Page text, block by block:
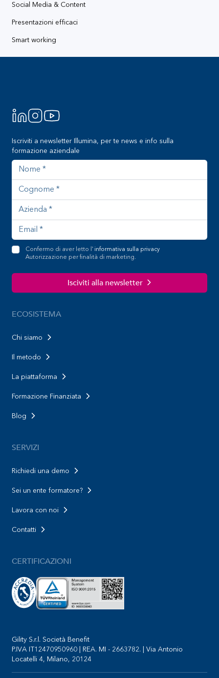
Social Media & Content
Presentazioni efficaci
Smart working
Iscriviti a newsletter Illumina, per te news e info sulla
formazione aziendale
Nome
Cognome
Azienda
Indirizzo email
Confermo di aver letto l' informativa sulla privacy
Autorizzazione per finalità di marketing.
Isciviti alla newsletter
ECOSISTEMA
Chi siamo
Il metodo
La piattaforma
Formazione Finanziata
Blog
SERVIZI
Richiedi una demo
Sei un ente formatore?
Lavora con noi
Contatti
CERTIFICAZIONI
Gility S.r.l. Società Benefit
P.IVA IT12470950960 | REA. MI - 2663782. | Via Antonio
Locatelli 4, Milano, 20124